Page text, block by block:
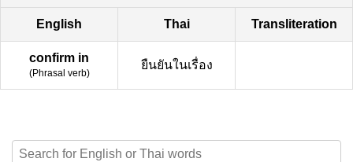
English Thai Transliteration
confirm in
(Phrasal verb)
ยืนยันในเรื่อง